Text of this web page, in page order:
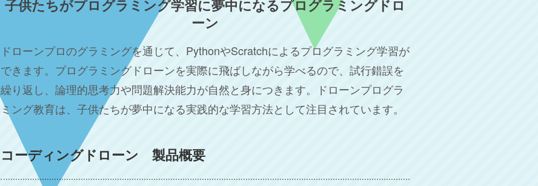
子供たちがプログラミング学習に夢中になるプログラミングドロ
ーン
ドローンプロのグラミングを通じて、PythonやScratchによるプログラミング学習が
できます。プログラミングドローンを実際に飛ばしながら学べるので、試行錯誤を
繰り返し、論理的思考力や問題解決能力が自然と身につきます。ドローンプログラ
ミング教育は、子供たちが夢中になる実践的な学習方法として注目されています。
コーディングドローン 製品概要